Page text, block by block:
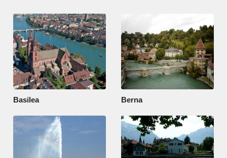
Basilea Berna